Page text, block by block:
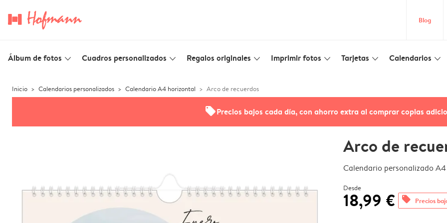
Blog
Álbum de fotos slim_arrow_down Cuadros personalizados slim_arrow_down Regalos originales slim_arrow_down Imprimir fotos slim_arrow_down Tarjetas slim_arrow_down Calendarios slim_arrow_down
Inicio Calendarios personalizados Calendario A4 horizontal Arco de recuerdos
offersPrecios bajos cada día, con ahorro extra al comprar copias
Arco de
Calendario personalizado
Desde
18,99 € offers Precios